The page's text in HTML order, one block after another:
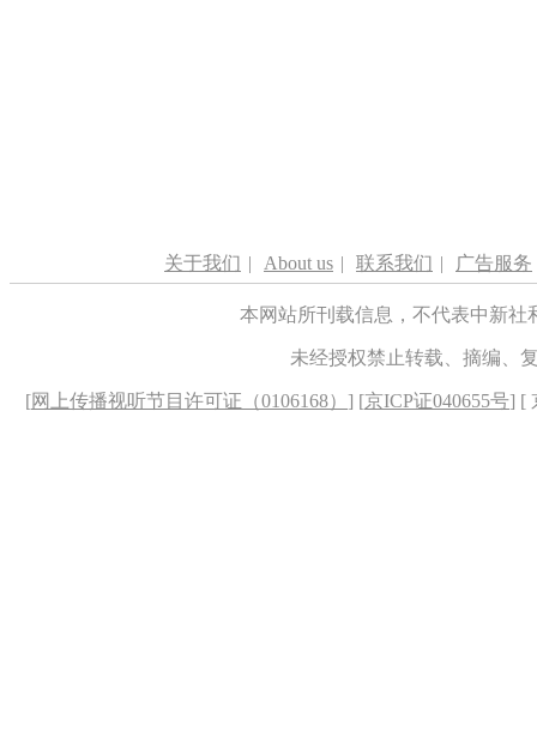
关于我们 | About us | 联系我们 | 广告服务
本网站所刊载信息，不代表中新
未经授权禁止转载、摘编、
[网上传播视听节目许可证（0106168） ] [京ICP证040655号] [